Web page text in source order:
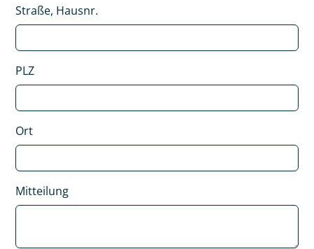
Straße, Hausnr.
PLZ
Ort
Mitteilung